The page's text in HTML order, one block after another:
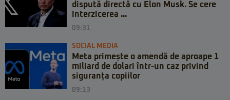
dispută directă cu Elon Musk. Se cere
interzicerea ...
09:31
SOCIAL MEDIA
Meta primește o amendă de aproape 1
miliard de dolari într-un caz privind
siguranța copiilor
09:13